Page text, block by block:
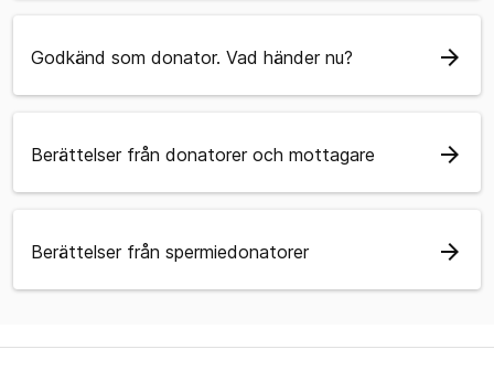
Godkänd som donator. Vad händer nu? arrow_forward
Berättelser från donatorer och mottagare arrow_forward
Berättelser från spermiedonatorer arrow_forward